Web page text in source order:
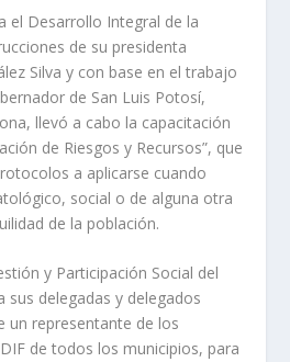
el Desarrollo Integral de la
de su presidenta
Silva y con base en el trabajo
de San Luis Potosí,
llevó a cabo la capacitación
de Riesgos y Recursos”, que
a aplicarse cuando
social o de alguna otra
de la población.
y Participación Social del
sus delegadas y delegados
un representante de los
de todos los municipios, para